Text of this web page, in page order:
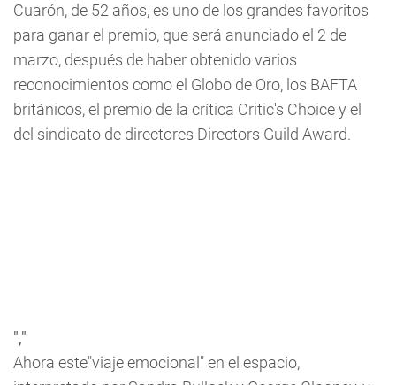
Cuarón, de 52 años, es uno de los grandes favoritos
para ganar el premio, que será anunciado el 2 de
marzo, después de haber obtenido varios
reconocimientos como el Globo de Oro, los BAFTA
británicos, el premio de la crítica Critic's Choice y el
del sindicato de directores Directors Guild Award.
","
Ahora este"viaje emocional" en el espacio,